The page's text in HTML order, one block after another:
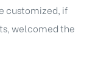
customized, if
welcomed the